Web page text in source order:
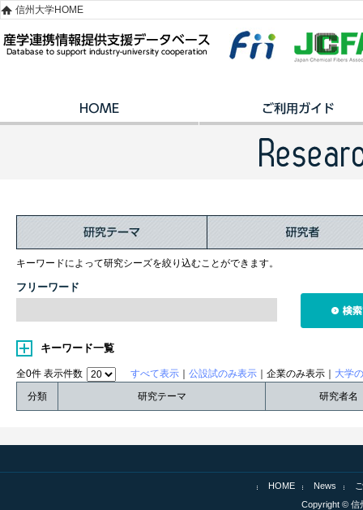
信州大学HOME
キーワードによって研究シーズを絞り込むことができます。
フリーワード
キーワード一覧
全0件 表示件数 すべて表示 公設試のみ表示 ｜企業のみ表示｜ 大学
分類
研究テーマ 研究者名
HOME News
Copyright © 信